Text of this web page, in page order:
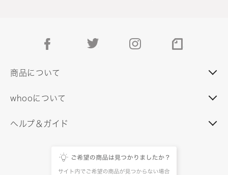
facebook instagram
商品について
whooについて
ヘルプ＆ガイド